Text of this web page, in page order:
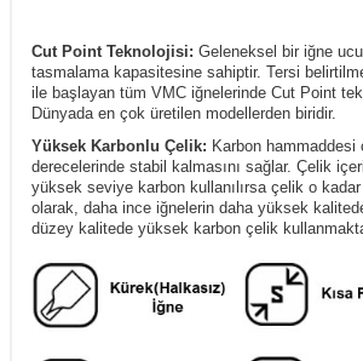
Cut Point Teknolojisi: Geleneksel bir iğne
tasmalama kapasitesine sahiptir. Tersi
ile başlayan tüm VMC iğnelerinde Cut Point
Dünyada en çok üretilen modellerden biridir.
Yüksek Karbonlu Çelik: Karbon hammaddesi
derecelerinde stabil kalmasını sağlar. Çelik
yüksek seviye karbon kullanılırsa çelik o
olarak, daha ince iğnelerin daha yüksek
düzey kalitede yüksek karbon çelik